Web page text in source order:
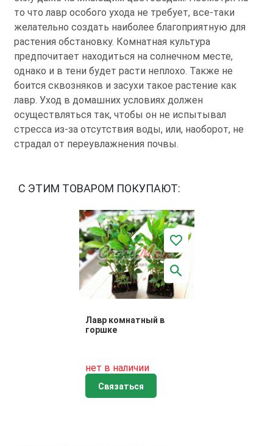
то что лавр особого ухода не требует, все-таки
желательно создать наиболее благоприятную для
растения обстановку. Комнатная культура
предпочитает находиться на солнечном месте,
однако и в тени будет расти неплохо. Также не
боится сквозняков и засухи такое растение как
лавр. Уход в домашних условиях должен
осуществляться так, чтобы он не испытывал
стресса из-за отсутствия воды, или, наоборот, не
страдал от переувлажнения почвы.
С ЭТИМ ТОВАРОМ ПОКУПАЮТ:
Лавр комнатный в
горшке
нет в наличии
Связаться